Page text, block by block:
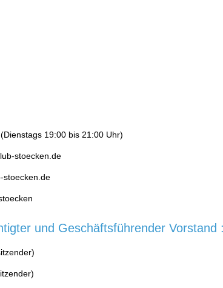
19:00 bis 21:00 Uhr)
stoecken.de
stoecken.de
und Geschäftsführender Vorstand